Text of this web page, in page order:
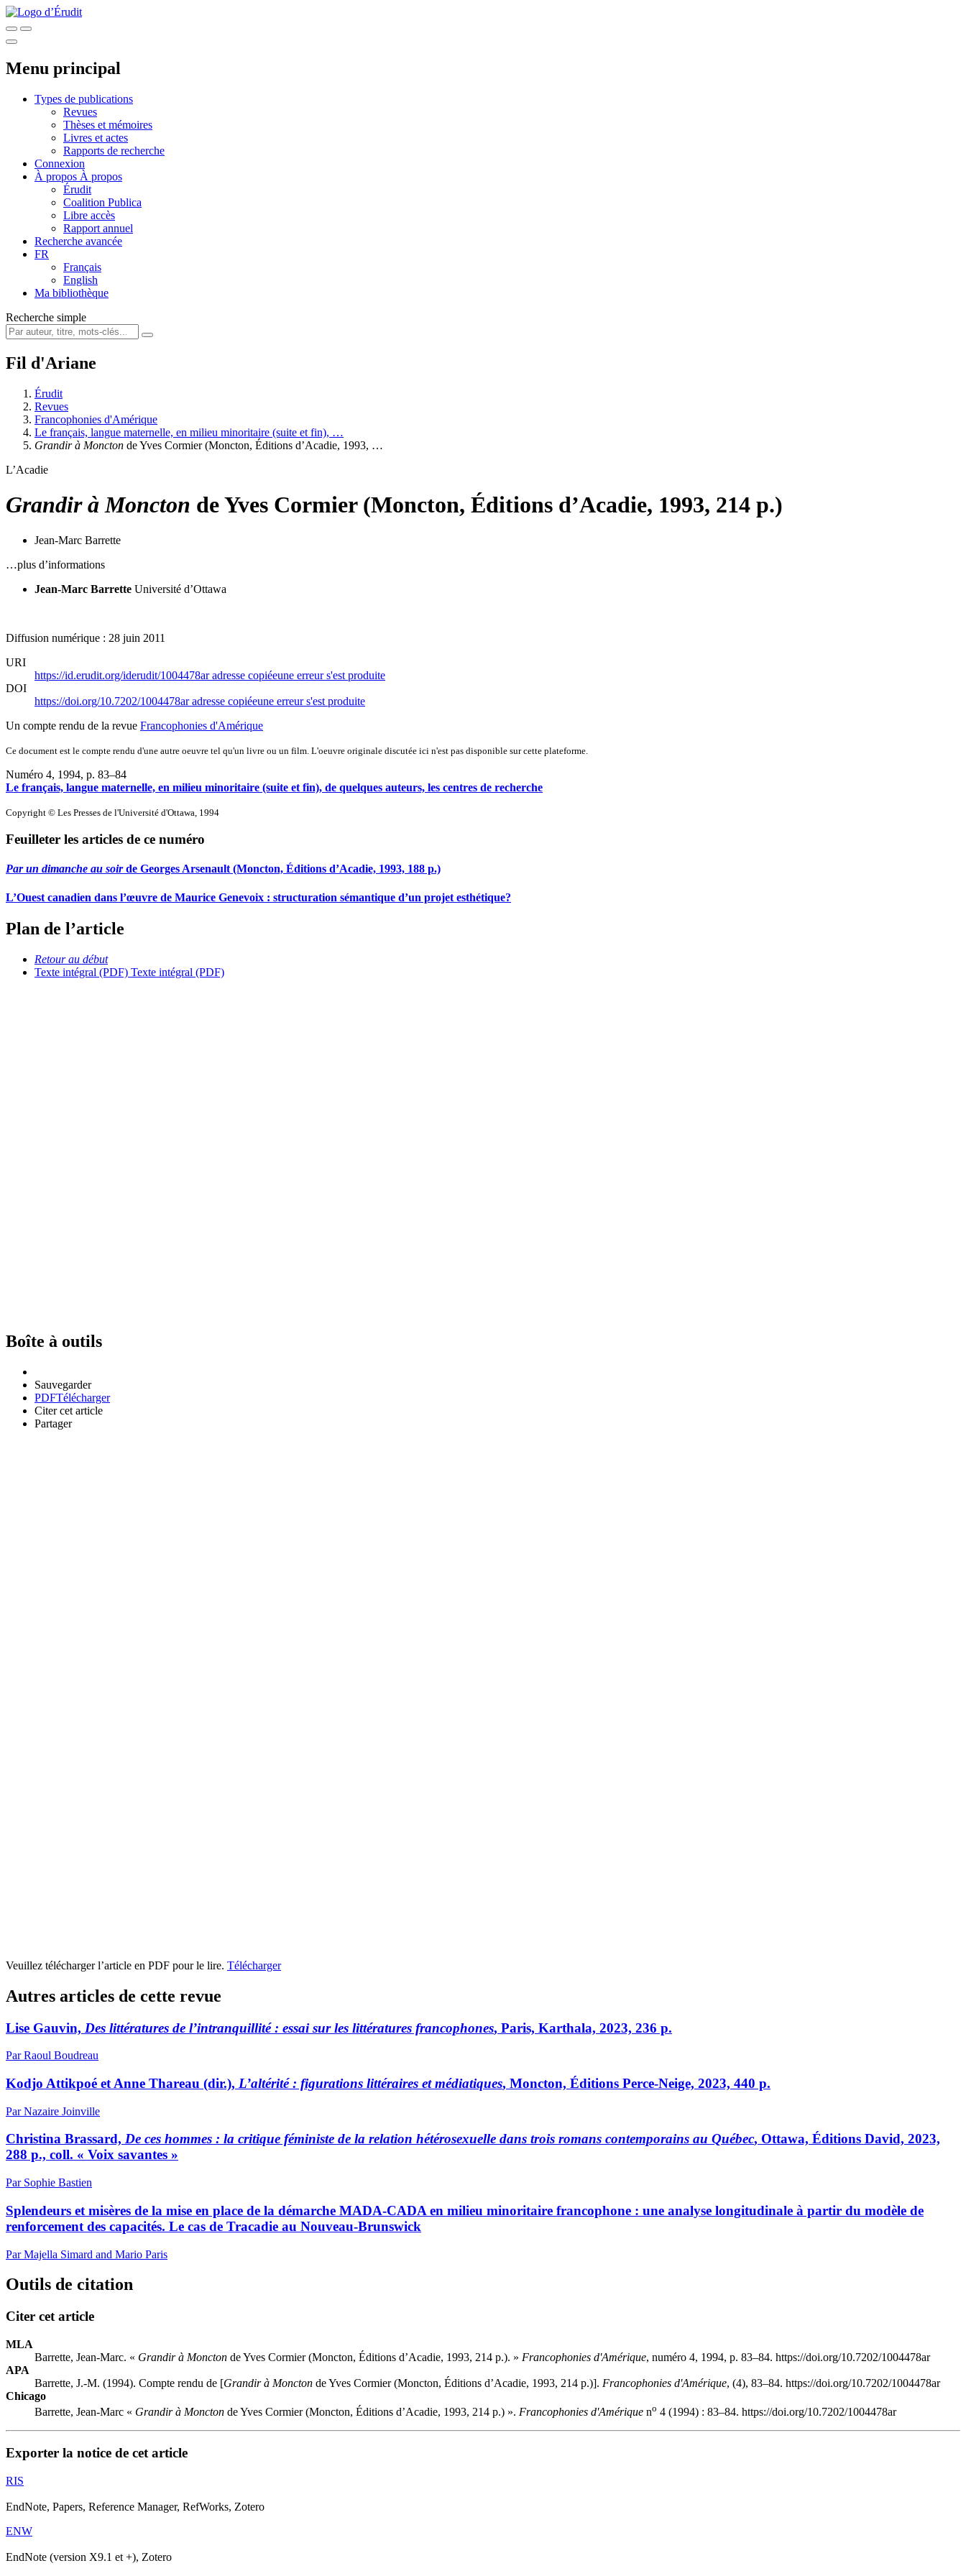
Menu principal
Types de publications
Revues
Thèses et mémoires
Livres et actes
Rapports de recherche
Connexion
À propos À propos
Érudit
Coalition Publica
Libre accès
Rapport annuel
Recherche avancée
FR
Français
English
Ma bibliothèque
Recherche simple
Fil d'Ariane
Érudit
Revues
Francophonies d'Amérique
Le français, langue maternelle, en milieu minoritaire (suite et fin), …
Grandir à Moncton de Yves Cormier (Moncton, Éditions d’Acadie, 1993, …
L’Acadie
Grandir à Moncton de Yves Cormier (Moncton, Éditions d’Acadie, 1993, 214 p.)
Jean-Marc Barrette
…plus d’informations
Jean-Marc Barrette Université d’Ottawa
Diffusion numérique : 28 juin 2011
URI
https://id.erudit.org/iderudit/1004478aradresse copiéeune erreur s'est produite
DOI
https://doi.org/10.7202/1004478aradresse copiéeune erreur s'est produite
Un compte rendu de la revue Francophonies d'Amérique
Ce document est le compte rendu d'une autre oeuvre tel qu'un livre ou un film. L'oeuvre originale discutée ici n'est pas disponible sur cette plateforme.
Numéro 4, 1994, p. 83–84
Le français, langue maternelle, en milieu minoritaire (suite et fin), de quelques auteurs, les centres de recherche
Copyright © Les Presses de l'Université d'Ottawa, 1994
Feuilleter les articles de ce numéro
Par un dimanche au soirde Georges Arsenault (Moncton, Éditions d’Acadie, 1993, 188 p.)
L’Ouest canadien dans l’œuvre de Maurice Genevoix : structuration sémantique d’un projet esthétique?
Plan de l’article
Retour au début
Texte intégral (PDF) Texte intégral (PDF)
Boîte à outils
Sauvegarder
PDFTélécharger
Citer cet article
Partager
Veuillez télécharger l’article en PDF pour le lire. Télécharger
Autres articles de cette revue
Lise Gauvin, Des littératures de l’intranquillité: essai sur les littératures francophones, Paris, Karthala, 2023, 236 p.
Par Raoul Boudreau
Kodjo Attikpoé et Anne Thareau (dir.), L’altérité : figurations littéraires et médiatiques, Moncton, Éditions Perce-Neige, 2023, 440 p.
Par Nazaire Joinville
Christina Brassard, De ces hommes : la critique féministe de la relation hétérosexuelle dans trois romans contemporains au Québec, Ottawa, Éditions David, 2023,
288 p., coll. « Voix savantes »
Par Sophie Bastien
Splendeurs et misères de la mise en place de la démarche MADA-CADA en milieu minoritaire francophone : une analyse longitudinale à partir du modèle de
renforcement des capacités. Le cas de Tracadie au Nouveau-Brunswick
Par Majella Simard and Mario Paris
Outils de citation
Citer cet article
MLA
Barrette, Jean-Marc. « Grandir à Moncton de Yves Cormier (Moncton, Éditions d’Acadie, 1993, 214 p.). » Francophonies d'Amérique, numéro 4, 1994, p. 83–84. https://doi.org/10.7202/1004478ar
APA
Barrette, J.-M. (1994). Compte rendu de [Grandir à Moncton de Yves Cormier (Moncton, Éditions d’Acadie, 1993, 214 p.)]. Francophonies d'Amérique, (4), 83–84. https://doi.org/10.7202/1004478ar
Chicago
Barrette, Jean-Marc « Grandir à Moncton de Yves Cormier (Moncton, Éditions d’Acadie, 1993, 214 p.) ». Francophonies d'Amérique no 4 (1994) : 83–84. https://doi.org/10.7202/1004478ar
Exporter la notice de cet article
RIS
EndNote, Papers, Reference Manager, RefWorks, Zotero
ENW
EndNote (version X9.1 et +), Zotero